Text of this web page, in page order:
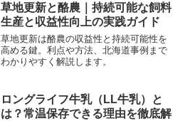
草地更新と酪農｜持続可能な飼料
生産と収益性向上の実践ガイド
草地更新は酪農の収益性と持続可能性を
高める鍵。利点や方法、北海道事例まで
わかりやすく解説します。
ロングライフ牛乳（LL牛乳）と
は？常温保存できる理由を徹底解